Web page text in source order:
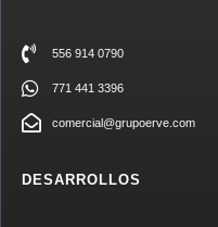
556 914 0790
771 441 3396
comercial@grupoerve.com
DESARROLLOS